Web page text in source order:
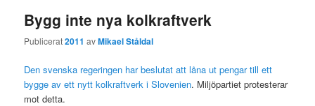
Bygg inte nya kolkraftverk
Publicerat2011 avMikael Ståldal
Den svenska regeringen har beslutat att låna ut pengar till ett
bygge av ett nytt kolkraftverk i Slovenien. Miljöpartiet protesterar
mot detta.